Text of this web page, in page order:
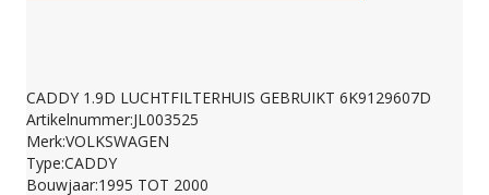
LUCHTFILTERHUIS
GEBRUIKT
CADDY 1.9D LUCHTFILTERHUIS GEBRUIKT 6K9129607D
Artikelnummer:JL003525
Merk:VOLKSWAGEN
Type:CADDY
Bouwjaar:1995 TOT 2000